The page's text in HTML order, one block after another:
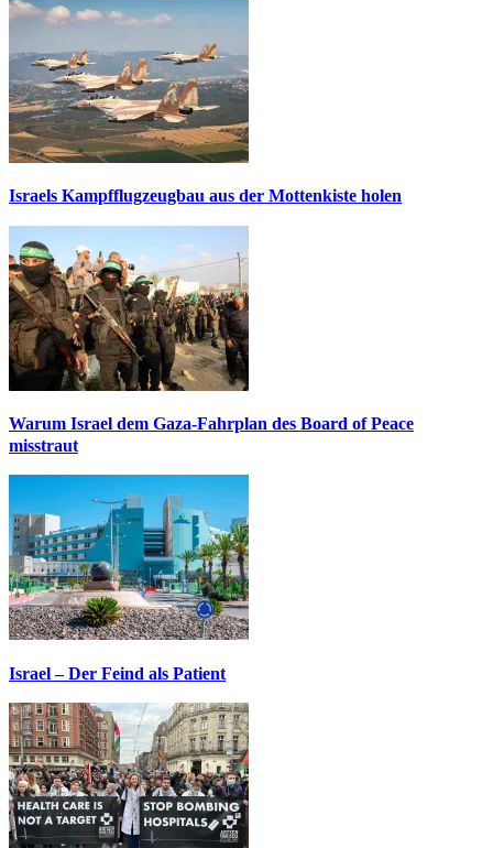
Israels Kampfflugzeugbau aus der Mottenkiste holen
Warum Israel dem Gaza-Fahrplan des Board of Peace
misstraut
Israel – Der Feind als Patient